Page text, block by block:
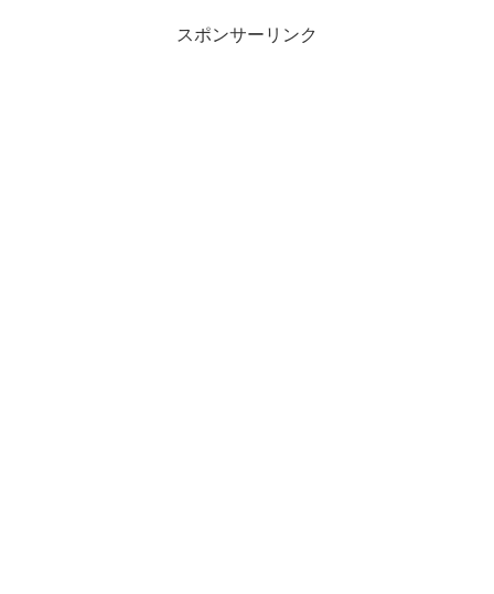
スポンサーリンク